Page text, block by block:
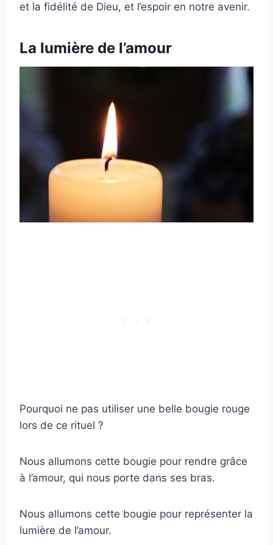
et la fidélité de Dieu, et l’espoir en notre avenir.
La lumière de l’amour
Pourquoi ne pas utiliser une belle bougie rouge
lors de ce rituel ?
Nous allumons cette bougie pour rendre grâce
à l’amour, qui nous porte dans ses bras.
Nous allumons cette bougie pour représenter la
lumière de l’amour.